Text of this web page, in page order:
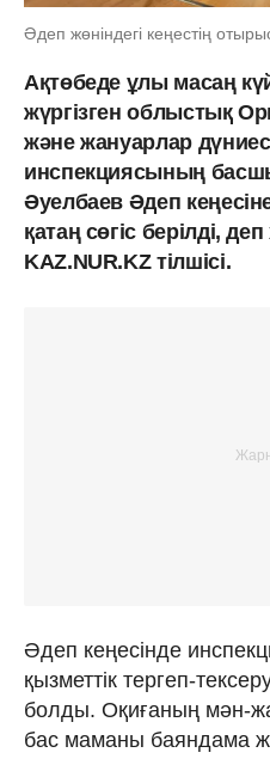
Әдеп жөніндегі кеңестің
Ақтөбеде ұлы масаң
жүргізген облыстық
және жануарлар
инспекциясының
Әуелбаев Әдеп
қатаң сөгіс берілді,
KAZ.NUR.KZ тілшісі.
Әдеп кеңесінде
қызметтік тергеп-тексеру
болды. Оқиғаның мән-
бас маманы баяндама